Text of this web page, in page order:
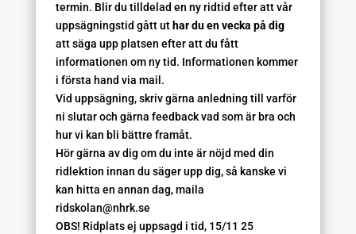
termin. Blir du tilldelad en ny ridtid efter att vår
uppsägningstid gått ut har du en vecka på dig
att säga upp platsen efter att du fått
informationen om ny tid. Informationen kommer
i första hand via mail.
Vid uppsägning, skriv gärna anledning till varför
ni slutar och gärna feedback vad som är bra och
hur vi kan bli bättre framåt.
Hör gärna av dig om du inte är nöjd med din
ridlektion innan du säger upp dig, så kanske vi
kan hitta en annan dag, maila
ridskolan@nhrk.se
OBS! Ridplats ej uppsagd i tid, 15/11 25